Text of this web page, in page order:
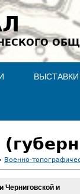
ВЫСТАВКИ
Военно-
Черниговской и